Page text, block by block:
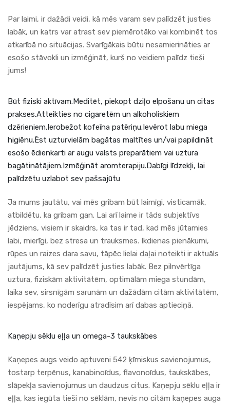
Par laimi, ir dažādi veidi, kā mēs varam sev palīdzēt justies
labāk, un katrs var atrast sev piemērotāko vai kombinēt tos
atkarībā no situācijas. Svarīgākais būtu nesamierināties ar
esošo stāvokli un izmēģināt, kurš no veidiem palīdz tieši
jums!
Būt fiziski aktīvam.Meditēt, piekopt dziļo elpošanu un citas
prakses.Atteikties no cigaretēm un alkoholiskiem
dzērieniem.Ierobežot kofeīna patēriņu.Ievērot labu miega
higiēnu.Ēst uzturvielām bagātas maltītes un/vai papildināt
esošo ēdienkarti ar augu valsts preparātiem vai uztura
bagātinātājiem.Izmēģināt aromterapiju.Dabīgi līdzekļi, lai
palīdzētu uzlabot sev pašsajūtu
Ja mums jautātu, vai mēs gribam būt laimīgi, visticamāk,
atbildētu, ka gribam gan. Lai arī laime ir tāds subjektīvs
jēdziens, visiem ir skaidrs, ka tas ir tad, kad mēs jūtamies
labi, mierīgi, bez stresa un trauksmes. Ikdienas pienākumi,
rūpes un raizes dara savu, tāpēc lielai daļai noteikti ir aktuāls
jautājums, kā sev palīdzēt justies labāk. Bez pilnvērtīga
uztura, fiziskām aktivitātēm, optimālām miega stundām,
laika sev, sirsnīgām sarunām un dažādām citām aktivitātēm,
iespējams, ko noderīgu atradīsim arī dabas aptieciņā.
Kaņepju sēklu eļļa un omega-3 taukskābes
Kaņepes augs veido aptuveni 542 ķīmiskus savienojumus,
tostarp terpēnus, kanabinoīdus, flavonoīdus, taukskābes,
slāpekļa savienojumus un daudzus citus. Kaņepju sēklu eļļa ir
eļļa, kas iegūta tieši no sēklām, nevis no citām kaņepes auga